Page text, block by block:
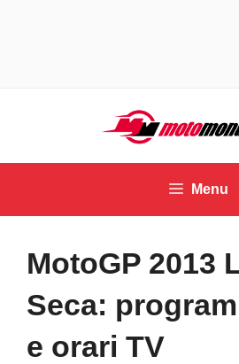
contenuto
Menu
MotoGP 2013
Seca:
e orari TV